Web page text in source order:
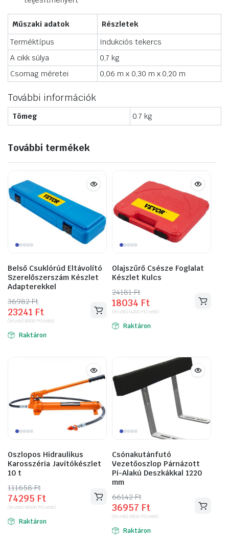
Műszaki adatok
Részletek
Terméktípus
Indukciós tekercs
A cikk súlya
0,7 kg
Csomag méretei
0,06 m x 0,30 m x 0,20 m
További információk
Tömeg 0.7 kg
További termékek
Belső Csuklórúd Eltávolító
Szerelőszerszám Készlet
Adapterekkel
36982Ft
Original
price
was:
36982 Ft.
23241 Ft
Current
price
is:
23241 Ft.
(bruttó)18300 Ft(nettó)
Raktáron
Olajszűrő Csésze Foglalat
Készlet Kulcs
24181Ft
Original
price
was:
24181 Ft.
18034 Ft
Current
price
is:
18034 Ft.
(bruttó)14200 Ft(nettó)
Raktáron
Oszlopos Hidraulikus
Karosszéria Javítókészlet
10 t
111658Ft
Original
price
was:
111658 Ft.
74295 Ft
Current
price
is:
74295 Ft.
(bruttó) 58500 Ft(nettó)
Raktáron
Csónakutánfutó
Vezetőoszlop Párnázott
Pi-Alakú Deszkákkal 1220
mm
66142Ft
Original
price
was:
66142 Ft.
36957 Ft
Current
price
is:
36957 Ft.
(bruttó)29100 Ft(nettó)
Raktáron